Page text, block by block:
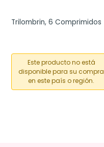
Trilombrin, 6 Comprimidos
Este producto no está
disponible para su compra
en este país o región.